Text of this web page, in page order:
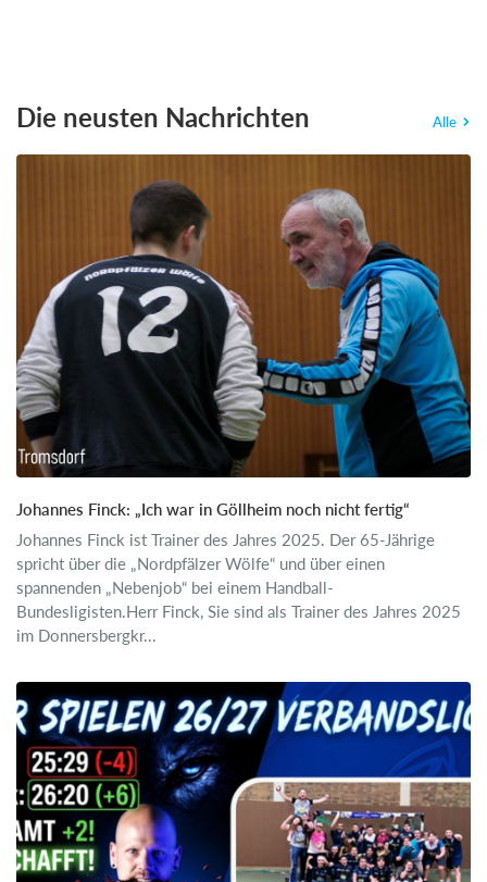
Die neusten Nachrichten Alle
Johannes Finck: „Ich war in Göllheim noch nicht fertig“
Johannes Finck ist Trainer des Jahres 2025. Der 65-Jährige
spricht über die „Nordpfälzer Wölfe“ und über einen
spannenden „Nebenjob“ bei einem Handball-
Bundesligisten.Herr Finck, Sie sind als Trainer des Jahres 2025
im Donnersbergkr...